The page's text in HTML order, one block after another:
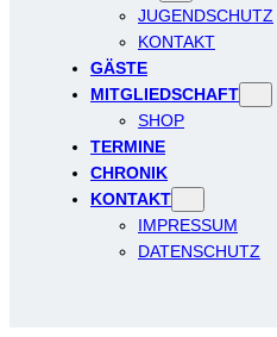
JUGENDSCHUTZ
KONTAKT
GÄSTE
MITGLIEDSCHAFT
SHOP
TERMINE
CHRONIK
KONTAKT
IMPRESSUM
DATENSCHUTZ